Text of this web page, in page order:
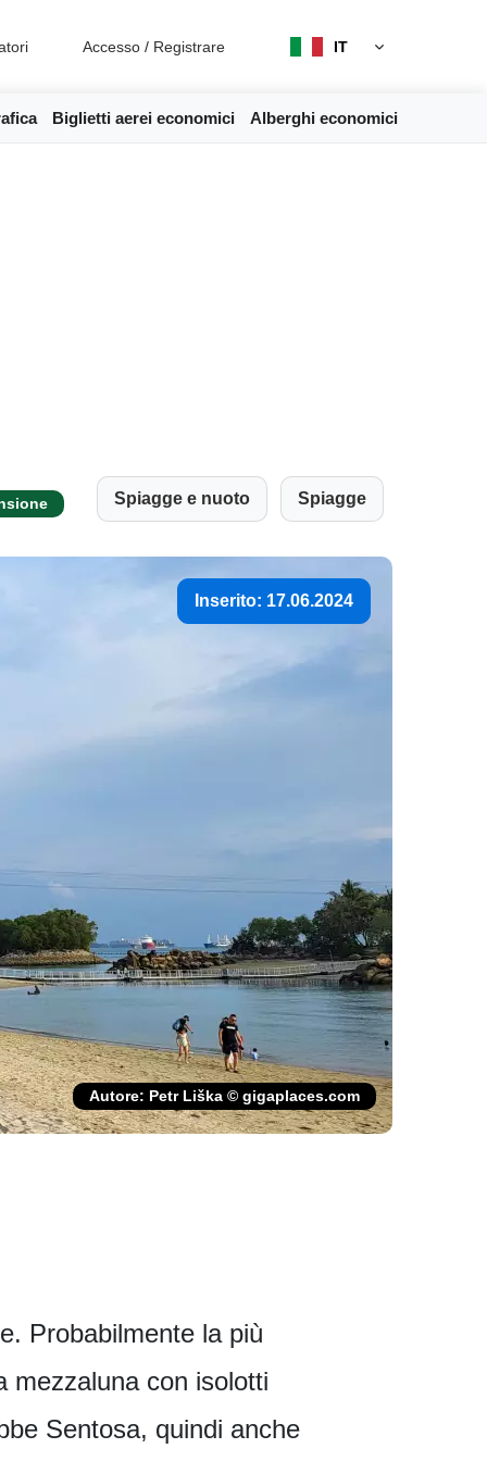
Accesso / Registrare IT
Biglietti aerei economici Alberghi economici
Spiagge e nuoto Spiagge
Inserito: 17.06.2024
Autore: Petr Liška © gigaplaces.com
Probabilmente la più
mezzaluna con isolotti
Sentosa, quindi anche